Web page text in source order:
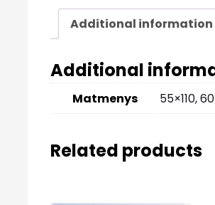
Additional information
Additional
Matmenys 55×110,
Related products